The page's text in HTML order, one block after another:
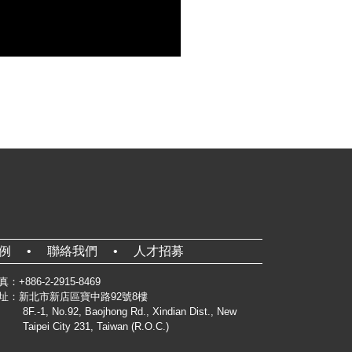
聯絡我們 人才招募
：+886-2-2915-8469
：新北市新店區寶中路92號8樓
8F.-1, No.92, Baojhong Rd., Xindian Dist., New
Taipei City 231, Taiwan (R.O.C.)